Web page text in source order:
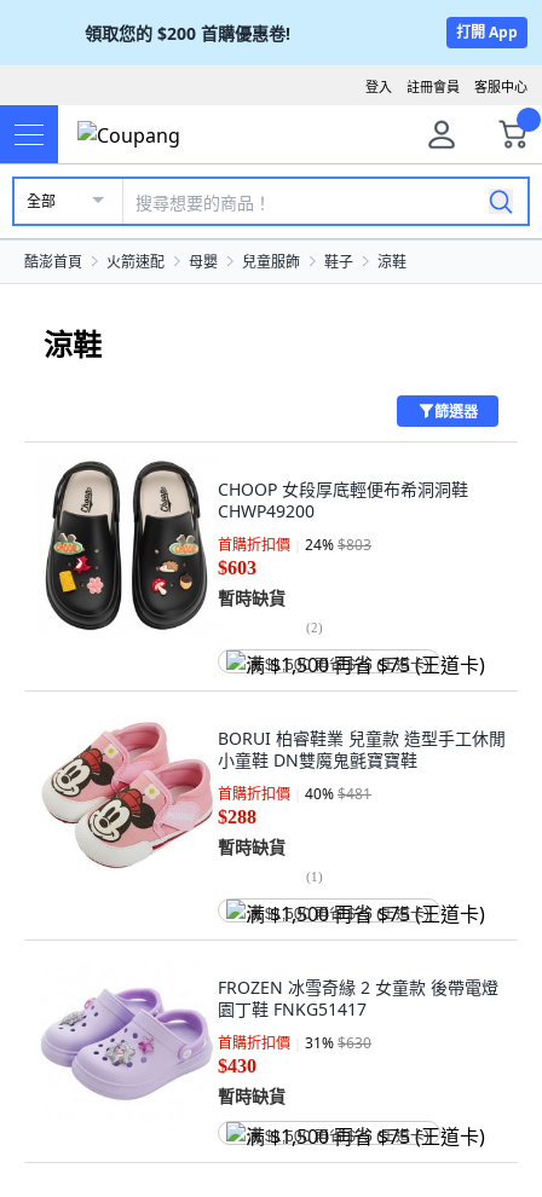
領取您的 $200 首購優惠卷! 打開 App
客服中心
註冊會員
登入
全部
酷澎首頁 火箭速配 母嬰 兒童服飾 鞋子 涼鞋
涼鞋
篩選器
CHOOP 女段厚底輕便布希洞洞鞋
CHWP49200
首購折扣價 24%$803
$603
暫時缺貨
(2)
满 $1,500 再省 $75 (王道卡)
BORUI 柏睿鞋業 兒童款 造型手工休閒
小童鞋 DN雙魔鬼氈寶寶鞋
首購折扣價 40%$481
$288
暫時缺貨
(1)
满 $1,500 再省 $75 (王道卡)
FROZEN 冰雪奇緣 2 女童款 後帶電燈
園丁鞋 FNKG51417
首購折扣價 31%$630
$430
暫時缺貨
满 $1,500 再省 $75 (王道卡)